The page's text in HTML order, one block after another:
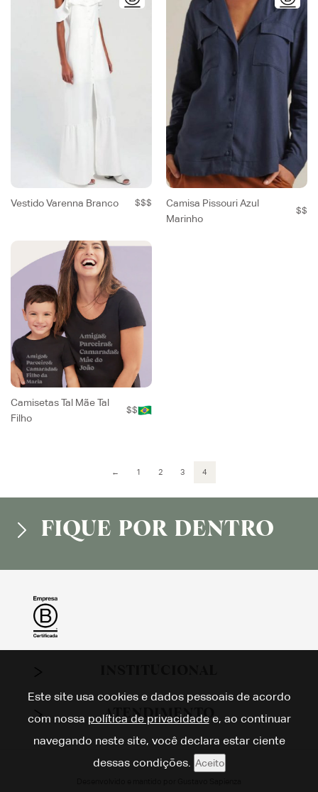
Este site usa cookies e dados pessoais de acordo
com nossa política de privacidadee, ao continuar
navegando neste site, você declara estar ciente
dessas condições. Aceito
Vestido Varenna Branco $$$
Camisa Pissouri Azul
Marinho
$$
Camisetas Tal Mãe Tal
Filho
$$
← 1 2 3 4
FIQUE POR DENTRO
ATENDIMENTO